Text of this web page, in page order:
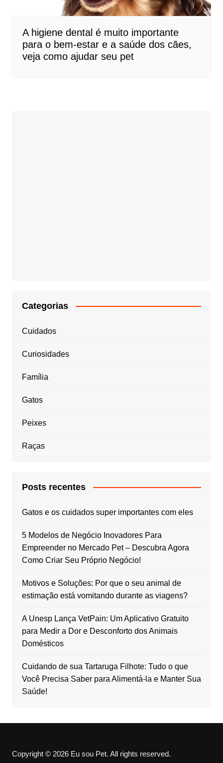
A higiene dental é muito importante
para o bem-estar e a saúde dos cães,
veja como ajudar seu pet
Categorias
Cuidados
Curiosidades
Família
Gatos
Peixes
Raças
Posts recentes
Gatos e os cuidados super importantes com eles
5 Modelos de Negócio Inovadores Para
Empreender no Mercado Pet – Descubra Agora
Como Criar Seu Próprio Negócio!
Motivos e Soluções: Por que o seu animal de
estimação está vomitando durante as viagens?
A Unesp Lança VetPain: Um Aplicativo Gratuito
para Medir a Dor e Desconforto dos Animais
Domésticos
Cuidando de sua Tartaruga Filhote: Tudo o que
Você Precisa Saber para Alimentá-la e Manter Sua
Saúde!
Copyright © 2026 Eu sou Pet. All rights reserved.